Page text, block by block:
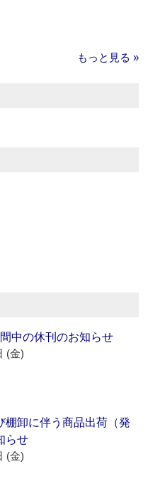
もっと見る »
中の休刊のお知らせ
(金)
棚卸に伴う商品出荷（発
らせ
(金)